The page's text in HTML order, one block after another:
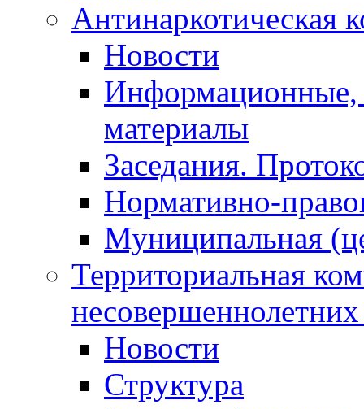
Антинаркотическая
Новости
Информационные,
материалы
Заседания.
Нормативно-
Муниципальная
Территориальная
Новости
Структура